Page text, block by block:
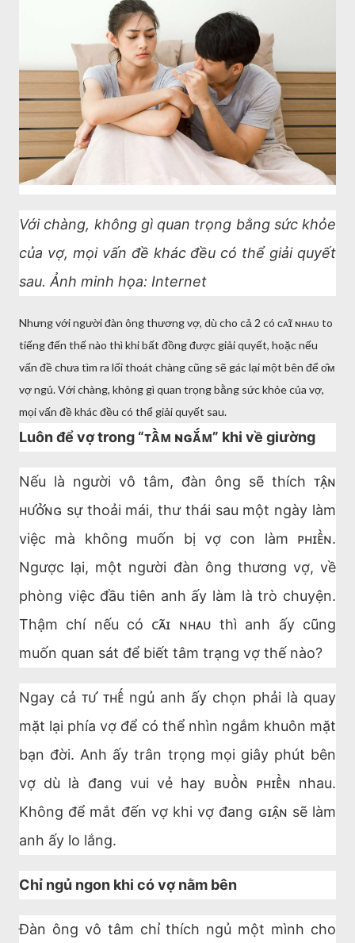
Với chàng, không gì quan trọng bằng sức khỏe
của vợ, mọi vấn đề khác đều có thể giải quyết
sau. Ảnh minh họa: Internet
Nhưng với người đàn ông thương vợ, dù cho cả 2 có ᴄᴀ̃ɪ ɴʜᴀᴜ to
tiếng đến thế nào thì khi bất đồng được giải quyết, hoặc nếu
vấn đề chưa tìm ra lối thoát chàng cũng sẽ gác lại một bên để ᴏ̂ᴍ
vợ ngủ. Với chàng, không gì quan trọng bằng sức khỏe của vợ,
mọi vấn đề khác đều có thể giải quyết sau.
Luôn để vợ trong “ᴛᴀ̂̀ᴍ ɴɢᴀ̆́ᴍ” khi về giường
Nếu là người vô tâm, đàn ông sẽ thích ᴛᴀ̣̂ɴ
ʜᴜ̛ᴏ̛̉ɴɢ sự thoải mái, thư thái sau một ngày làm
việc mà không muốn bị vợ con làm ᴘʜɪᴇ̂̀ɴ.
Ngược lại, một người đàn ông thương vợ, về
phòng việc đầu tiên anh ấy làm là trò chuyện.
Thậm chí nếu có ᴄᴀ̃ɪ ɴʜᴀᴜ thì anh ấy cũng
muốn quan sát để biết tâm trạng vợ thế nào?
Ngay cả ᴛᴜ̛ ᴛʜᴇ̂́ ngủ anh ấy chọn phải là quay
mặt lại phía vợ để có thể nhìn ngắm khuôn mặt
bạn đời. Anh ấy trân trọng mọi giây phút bên
vợ dù là đang vui vẻ hay ʙᴜᴏ̂̀ɴ ᴘʜɪᴇ̂̀ɴ nhau.
Không để mắt đến vợ khi vợ đang ɢɪᴀ̣̂ɴ sẽ làm
anh ấy lo lắng.
Chỉ ngủ ngon khi có vợ nằm bên
Đàn ông vô tâm chỉ thích ngủ một mình cho